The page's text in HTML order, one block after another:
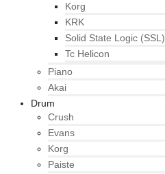
Korg
KRK
Solid State Logic (SSL)
Tc Helicon
Piano
Akai
Drum
Crush
Evans
Korg
Paiste